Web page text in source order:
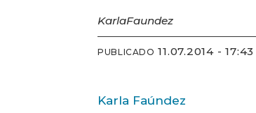
KarlaFaundez
PUBLICADO 11.07.2014 - 17:43
Karla Faúndez